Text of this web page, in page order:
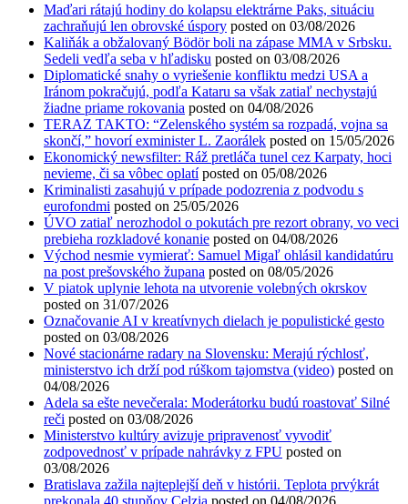
Maďari rátajú hodiny do kolapsu elektrárne Paks, situáciu
zachraňujú len obrovské úspory posted on 03/08/2026
Kaliňák a obžalovaný Bödör boli na zápase MMA v Srbsku.
Sedeli vedľa seba v hľadisku posted on 03/08/2026
Diplomatické snahy o vyriešenie konfliktu medzi USA a
Iránom pokračujú, podľa Kataru sa však zatiaľ nechystajú
žiadne priame rokovania posted on 04/08/2026
TERAZ TAKTO: “Zelenského systém sa rozpadá, vojna sa
skončí,” hovorí exminister L. Zaorálek posted on 15/05/2026
Ekonomický newsfilter: Ráž pretláča tunel cez Karpaty, hoci
nevieme, či sa vôbec oplatí posted on 05/08/2026
Kriminalisti zasahujú v prípade podozrenia z podvodu s
eurofondmi posted on 25/05/2026
ÚVO zatiaľ nerozhodol o pokutách pre rezort obrany, vo veci
prebieha rozkladové konanie posted on 04/08/2026
Východ nesmie vymierať: Samuel Migaľ ohlásil kandidatúru
na post prešovského župana posted on 08/05/2026
V piatok uplynie lehota na utvorenie volebných okrskov
posted on 31/07/2026
Označovanie AI v kreatívnych dielach je populistické gesto
posted on 03/08/2026
Nové stacionárne radary na Slovensku: Merajú rýchlosť,
ministerstvo ich drží pod rúškom tajomstva (video) posted on
04/08/2026
Adela sa ešte nevečerala: Moderátorku budú roastovať Silné
reči posted on 03/08/2026
Ministerstvo kultúry avizuje pripravenosť vyvodiť
zodpovednosť v prípade nahrávky z FPU posted on
03/08/2026
Bratislava zažila najteplejší deň v histórii. Teplota prvýkrát
prekonala 40 stupňov Celzia posted on 04/08/2026